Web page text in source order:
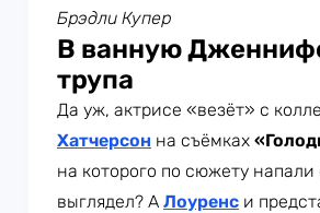
Брэдли Купер
В ванную
трупа
Да уж, актрисе «везёт» с
Хатчерсон на съёмках
на которого по сюжету
выглядел? А Лоуренс и